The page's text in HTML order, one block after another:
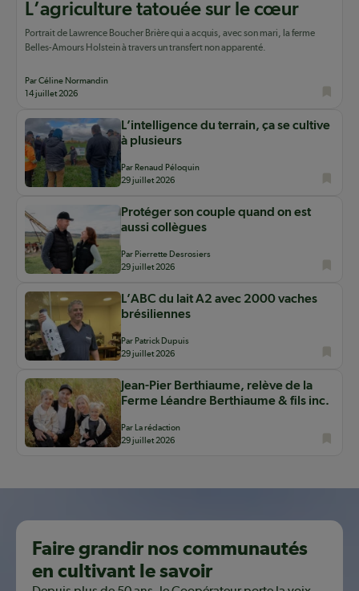
L’agriculture tatouée sur le cœur
Portrait de Lawrence Boucher Brière qui a acquis, avec son mari, la ferme
Belles-Amours Holstein à travers un transfert non apparenté.
Par Céline Normandin
14 juillet 2026
L’intelligence du terrain, ça se cultive
à plusieurs
Par Renaud Péloquin
29 juillet 2026
Protéger son couple quand on est
aussi collègues
Par Pierrette Desrosiers
29 juillet 2026
L’ABC du lait A2 avec 2000 vaches
brésiliennes
Par Patrick Dupuis
29 juillet 2026
Jean-Pier Berthiaume, relève de la
Ferme Léandre Berthiaume & fils inc.
Par La rédaction
29 juillet 2026
Faire grandir nos communautés
en cultivant le savoir